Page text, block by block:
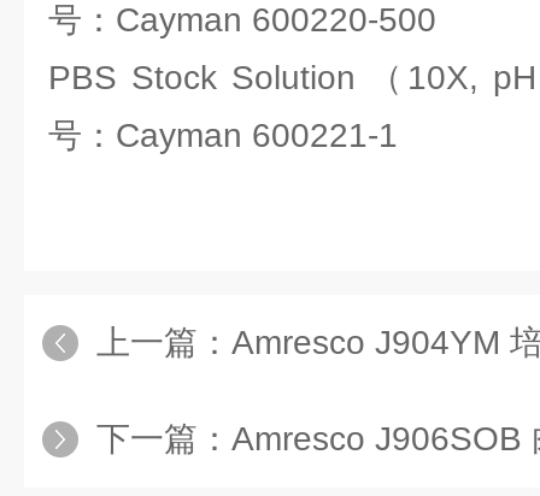
号：Cayman 600220-500
PBS Stock Solution （10X,
号：Cayman 600221-1
上一篇： Amresco J904YM
下一篇： Amresco J906SOB